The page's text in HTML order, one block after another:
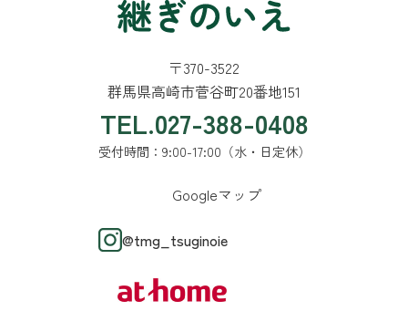
〒370-3522
群馬県高崎市菅谷町20番地151
TEL.027-388-0408
受付時間：9:00-17:00（水・日定休）
Googleマップ
@tmg_tsuginoie